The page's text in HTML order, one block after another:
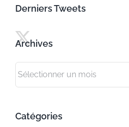
Derniers Tweets
Archives
Archives
Catégories